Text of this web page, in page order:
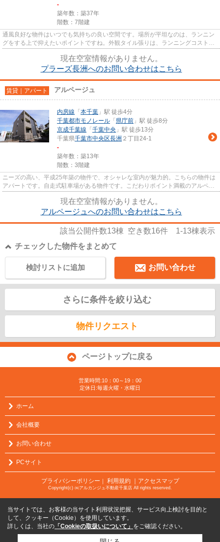
-
築年数：築37年
階数：7階建
通風良好な物件はいつでも気持ちの良い空間です。場所が平坦なのは、ランニン
グをする上で抑えたいポイントですね。外観タイル張りは、ランニングコストが
現在空室情報がありません。
プラーズ長洲へのお問い合わせはこちら
賃貸｜アパート アルページュ
内房線 「 本千葉 」駅 徒歩4分
千葉都市モノレール 「 県庁前 」駅 徒歩8分
京成千葉線 「 千葉中央 」駅 徒歩13分
千葉県千葉市中央区長洲 ２丁目24-1
-
築年数：築13年
階数：3階建
ニーズの高い、平成25年築の物件で、オシャレな室内が魅力的。こちらの物件は
アパートです。自走式駐車場がある物件です。こだわりポイント満載のアルペー
現在空室情報がありません。
アルページュへのお問い合わせはこちら
該当公開件数13棟 空き数16件 1-13棟表示
チェックした物件をまとめて
お問い合わせ
検討リストに追加
さらに条件を絞り込む
物件リクエスト
ページトップに戻る
営業時間:10：00～19：00
定休日:毎週火曜・水曜日
ホーム
会社概要
お問い合わせ
PCサイト
プライバシーポリシー ｜ 利用規約 ｜アクセスマップ
Copyright(c) ㈱アルカンジュ不動産千葉店 All rights reserved.
当サイトでは、お客様の当サイト利用状況把握、サービス向上検討を目的と
して、クッキー（Cookie）を使用しています。
詳しくは、当社の 「Cookieの取扱いについて」 をご確認ください。